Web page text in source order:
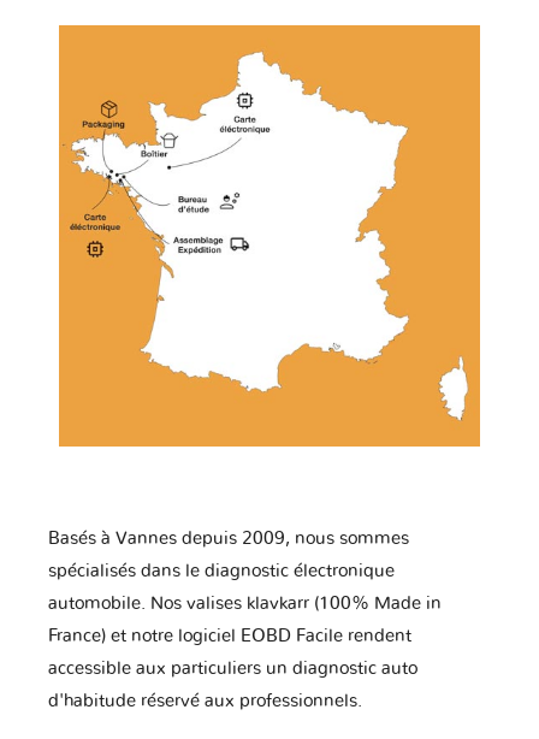
Basés à Vannes depuis 2009, nous sommes
spécialisés dans le diagnostic électronique
automobile. Nos valises klavkarr (100% Made in
France) et notre logiciel EOBD Facile rendent
accessible aux particuliers un diagnostic auto
d'habitude réservé aux professionnels.